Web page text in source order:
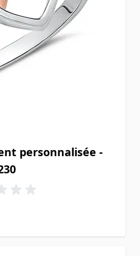
personnalisée -